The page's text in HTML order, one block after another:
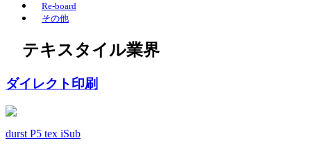
Re-board
その他
テキスタイル業界
ダイレクト印刷
durst P5 tex iSub